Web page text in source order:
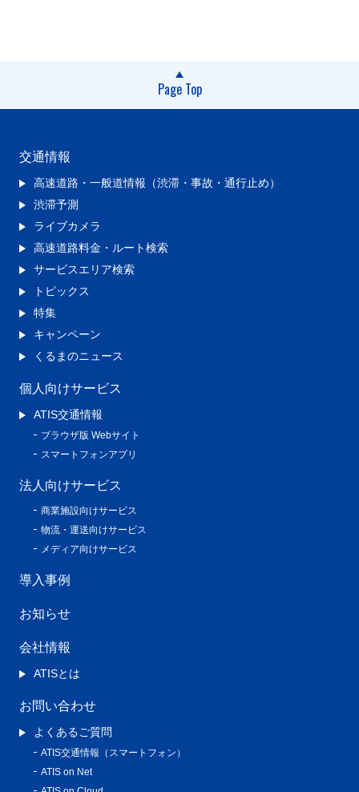
Page Top
交通情報
高速道路・一般道情報（渋滞・事故・通行止め）
渋滞予測
ライブカメラ
高速道路料金・ルート検索
サービスエリア検索
トピックス
特集
キャンペーン
くるまのニュース
個人向けサービス
ATIS交通情報
ブラウザ版 Webサイト
スマートフォンアプリ
法人向けサービス
商業施設向けサービス
物流・運送向けサービス
メディア向けサービス
導入事例
お知らせ
会社情報
ATISとは
お問い合わせ
よくあるご質問
ATIS交通情報（スマートフォン）
ATIS on Net